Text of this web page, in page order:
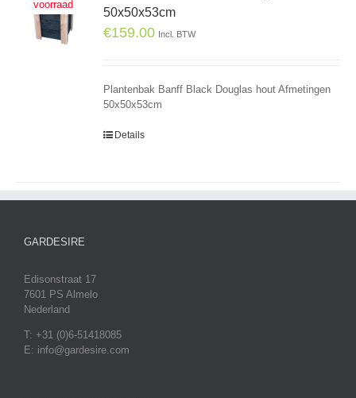
voorraad
50x50x53cm
€159.00 Incl. BTW
Plantenbak Banff Black Douglas hout Afmetingen
50x50x53cm
Details
GARDESIRE
Edisonstraat 17
7601 PS Almelo
Nederland
T: +31 (0)6-51418085
E: info@gardesire.com